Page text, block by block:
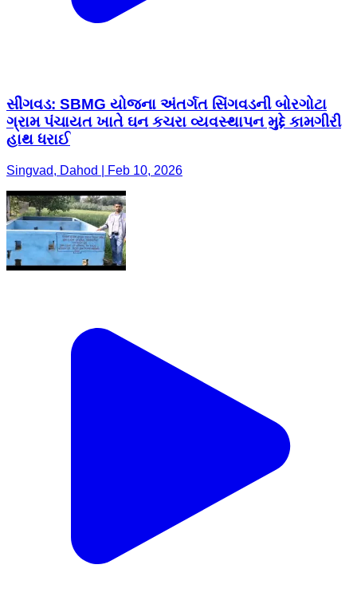
સીંગવડ: SBMG યોજના અંતર્ગત સિંગવડની બોરગોટા
ગ્રામ પંચાયત ખાતે ઘન કચરા વ્યવસ્થાપન મુદ્દે કામગીરી
હાથ ધરાઈ
Singvad, Dahod | Feb 10, 2026